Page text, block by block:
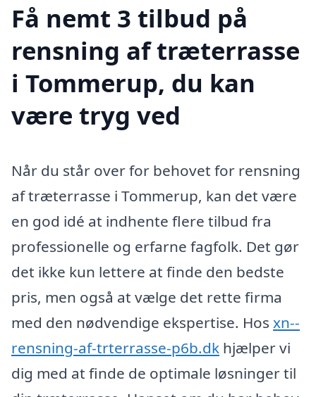
Få nemt 3 tilbud på
rensning af træterrasse
i Tommerup, du kan
være tryg ved
Når du står over for behovet for rensning
af træterrasse i Tommerup, kan det være
en god idé at indhente flere tilbud fra
professionelle og erfarne fagfolk. Det gør
det ikke kun lettere at finde den bedste
pris, men også at vælge det rette firma
med den nødvendige ekspertise. Hos xn--
rensning-af-trterrasse-p6b.dk hjælper vi
dig med at finde de optimale løsninger til